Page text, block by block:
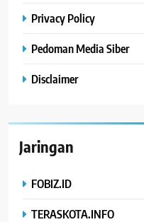
Privacy Policy
Pedoman Media Siber
Disclaimer
Jaringan
FOBIZ.ID
TERASKOTA.INFO